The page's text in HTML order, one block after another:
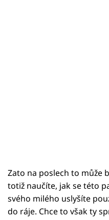
Zato na poslech to může
totiž naučíte, jak se této
svého milého uslyšíte
do ráje. Chce to však ty